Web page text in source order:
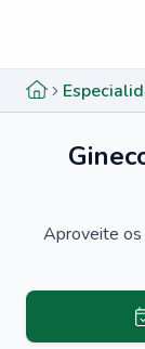
Aproveite os